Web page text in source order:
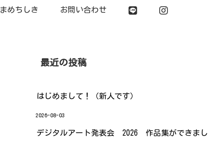
まめちしき お問い合わせ
最近の投稿
はじめまして！（新人です）
2026-08-03
デジタルアート発表会 2026 作品集ができまし